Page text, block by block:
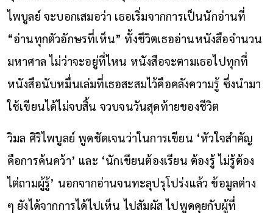
ไพบูลย์ จะบอกเสมอว่า เธอเริ่มจากการเป็นนักอ่านที่
“อ่านทุกตัวอักษรที่เห็น” ทั้งชีวิตเธออ่านหนังสือจำนวน
มหาศาล ไม่ว่าจะอยู่ที่ไหน หนังสือจะตามเธอไปทุกที่
หนังสือนับหมื่นเล่มที่เธอสะสมไว้คือคลังความรู้ ซึ่งนำมา
ใช้เขียนได้ไม่จบสิ้น จวบจนวันสุดท้ายของชีวิต
วิมล ศิริไพบูลย์ พูดชัดเจนว่าในการเขียน ‘หัวใจสำคัญ
คือการค้นคว้า’ และ ‘นักเขียนต้องเรียน ต้องรู้ ไม่รู้ต้อง
ไต่ถามผู้รู้’ นอกจากอ่านจนทะลุปรุโปร่งแล้ว ข้อมูลต่าง
ๆ ยังได้จากการได้ไปเห็น ไปสัมผัส ไปพูดคุยกับผู้ที่